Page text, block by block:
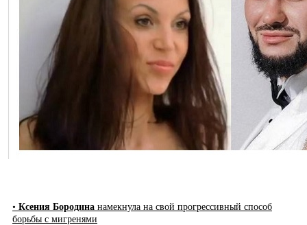
• Ксения Бородина намекнула на свой прогрессивный способ
борьбы с мигренями